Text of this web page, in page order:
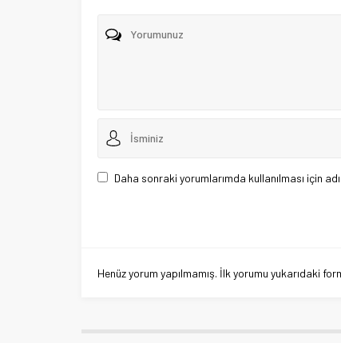
Daha sonraki yorumlarımda kullanılması için
Henüz yorum yapılmamış. İlk yorumu yukarıdaki